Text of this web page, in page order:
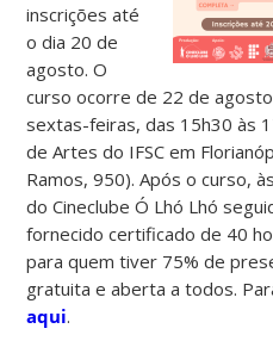
inscrições até
o dia 20 de
agosto. O
curso ocorre de 22 de
sextas-feiras, das 15h30 às
de Artes do IFSC em
Ramos, 950). Após o curso,
do Cineclube Ó Lhó Lhó
fornecido certificado de 40
para quem tiver 75% de
gratuita e aberta a todos.
aqui.